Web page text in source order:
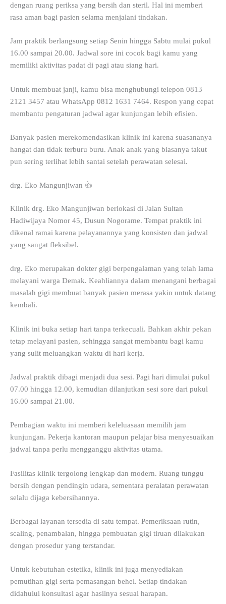
dengan ruang periksa yang bersih dan steril. Hal ini memberi
rasa aman bagi pasien selama menjalani tindakan.
Jam praktik berlangsung setiap Senin hingga Sabtu mulai pukul
16.00 sampai 20.00. Jadwal sore ini cocok bagi kamu yang
memiliki aktivitas padat di pagi atau siang hari.
Untuk membuat janji, kamu bisa menghubungi telepon 0813
2121 3457 atau WhatsApp 0812 1631 7464. Respon yang cepat
membantu pengaturan jadwal agar kunjungan lebih efisien.
Banyak pasien merekomendasikan klinik ini karena suasananya
hangat dan tidak terburu buru. Anak anak yang biasanya takut
pun sering terlihat lebih santai setelah perawatan selesai.
drg. Eko Mangunjiwan 👍
Klinik drg. Eko Mangunjiwan berlokasi di Jalan Sultan
Hadiwijaya Nomor 45, Dusun Nogorame. Tempat praktik ini
dikenal ramai karena pelayanannya yang konsisten dan jadwal
yang sangat fleksibel.
drg. Eko merupakan dokter gigi berpengalaman yang telah lama
melayani warga Demak. Keahliannya dalam menangani berbagai
masalah gigi membuat banyak pasien merasa yakin untuk datang
kembali.
Klinik ini buka setiap hari tanpa terkecuali. Bahkan akhir pekan
tetap melayani pasien, sehingga sangat membantu bagi kamu
yang sulit meluangkan waktu di hari kerja.
Jadwal praktik dibagi menjadi dua sesi. Pagi hari dimulai pukul
07.00 hingga 12.00, kemudian dilanjutkan sesi sore dari pukul
16.00 sampai 21.00.
Pembagian waktu ini memberi keleluasaan memilih jam
kunjungan. Pekerja kantoran maupun pelajar bisa menyesuaikan
jadwal tanpa perlu mengganggu aktivitas utama.
Fasilitas klinik tergolong lengkap dan modern. Ruang tunggu
bersih dengan pendingin udara, sementara peralatan perawatan
selalu dijaga kebersihannya.
Berbagai layanan tersedia di satu tempat. Pemeriksaan rutin,
scaling, penambalan, hingga pembuatan gigi tiruan dilakukan
dengan prosedur yang terstandar.
Untuk kebutuhan estetika, klinik ini juga menyediakan
pemutihan gigi serta pemasangan behel. Setiap tindakan
didahului konsultasi agar hasilnya sesuai harapan.